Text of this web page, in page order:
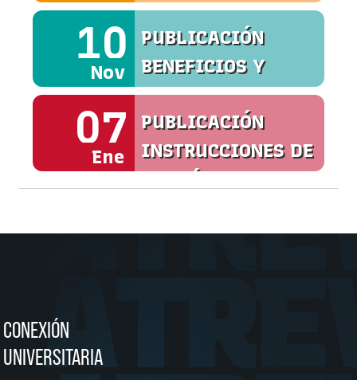
10
Nov
PUBLICACIÓN
BENEFICIOS Y
SERVICIOS
07
Ene
PUBLICACIÓN
INSTRUCCIONES DE
MATRÍCULA
CONEXIÓN
UNIVERSITARIA